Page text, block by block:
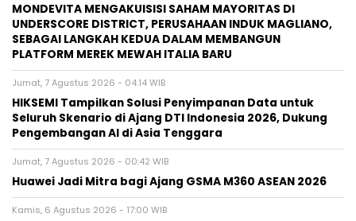
MONDEVITA MENGAKUISISI SAHAM MAYORITAS DI
UNDERSCORE DISTRICT, PERUSAHAAN INDUK MAGLIANO,
SEBAGAI LANGKAH KEDUA DALAM MEMBANGUN
PLATFORM MEREK MEWAH ITALIA BARU
Jumat, 7 Agustus 2026 - 04:14 WIB
HIKSEMI Tampilkan Solusi Penyimpanan Data untuk
Seluruh Skenario di Ajang DTI Indonesia 2026, Dukung
Pengembangan AI di Asia Tenggara
Jumat, 7 Agustus 2026 - 00:42 WIB
Huawei Jadi Mitra bagi Ajang GSMA M360 ASEAN 2026
Kamis, 6 Agustus 2026 - 17:00 WIB